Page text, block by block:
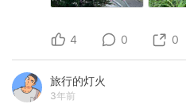
4 0 0
旅行的灯火
3年前